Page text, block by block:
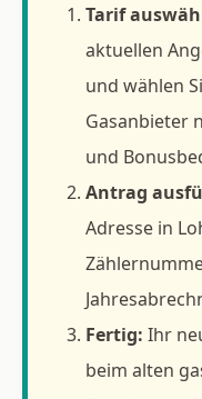
Tarif
aktuellen
und wählen
Gasanbieter
und
Antrag
Adresse in
Fertig: Ihr
beim alten